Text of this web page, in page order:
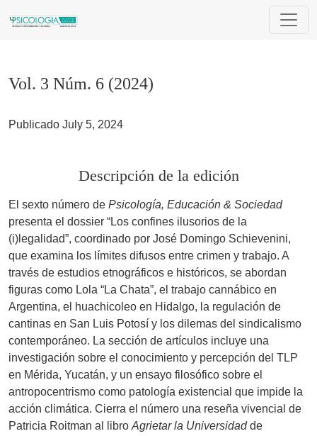
Vol. 3 Núm. 6 (2024)
Publicado July 5, 2024
Descripción de la edición
El sexto número de Psicología, Educación & Sociedad
presenta el dossier “Los confines ilusorios de la
(i)legalidad”, coordinado por José Domingo Schievenini,
que examina los límites difusos entre crimen y trabajo. A
través de estudios etnográficos e históricos, se abordan
figuras como Lola “La Chata”, el trabajo cannábico en
Argentina, el huachicoleo en Hidalgo, la regulación de
cantinas en San Luis Potosí y los dilemas del sindicalismo
contemporáneo. La sección de artículos incluye una
investigación sobre el conocimiento y percepción del TLP
en Mérida, Yucatán, y un ensayo filosófico sobre el
antropocentrismo como patología existencial que impide la
acción climática. Cierra el número una reseña vivencial de
Patricia Roitman al libro Agrietar la Universidadde